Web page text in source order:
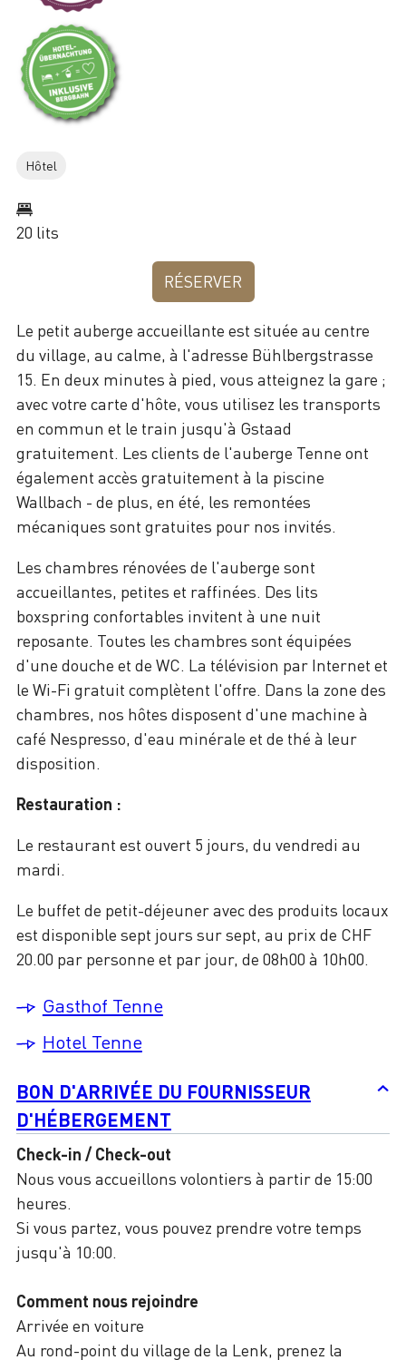
Hôtel
20 lits
RÉSERVER
Le petit auberge accueillante est située au centre
du village, au calme, à l'adresse Bühlbergstrasse
15. En deux minutes à pied, vous atteignez la gare ;
avec votre carte d'hôte, vous utilisez les transports
en commun et le train jusqu'à Gstaad
gratuitement. Les clients de l'auberge Tenne ont
également accès gratuitement à la piscine
Wallbach - de plus, en été, les remontées
mécaniques sont gratuites pour nos invités.
Les chambres rénovées de l'auberge sont
accueillantes, petites et raffinées. Des lits
boxspring confortables invitent à une nuit
reposante. Toutes les chambres sont équipées
d'une douche et de WC. La télévision par Internet et
le Wi-Fi gratuit complètent l'offre. Dans la zone des
chambres, nos hôtes disposent d'une machine à
café Nespresso, d'eau minérale et de thé à leur
disposition.
Restauration :
Le restaurant est ouvert 5 jours, du vendredi au
mardi.
Le buffet de petit-déjeuner avec des produits locaux
est disponible sept jours sur sept, au prix de CHF
20.00 par personne et par jour, de 08h00 à 10h00.
Gasthof Tenne
Hotel Tenne
BON D'ARRIVÉE DU FOURNISSEUR
D'HÉBERGEMENT
Check-in / Check-out
Nous vous accueillons volontiers à partir de 15:00
heures.
Si vous partez, vous pouvez prendre votre temps
jusqu'à 10:00.
Comment nous rejoindre
Arrivée en voiture
Au rond-point du village de la Lenk, prenez la